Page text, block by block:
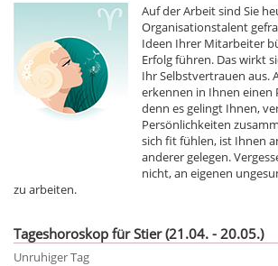
Auf der Arbeit sind Sie
Organisationstalent
Ideen Ihrer Mitarbeiter
Erfolg führen. Das wirkt
Ihr Selbstvertrauen aus.
erkennen in Ihnen einen
denn es gelingt Ihnen,
Persönlichkeiten
sich fit fühlen, ist Ihnen
anderer gelegen.
nicht, an eigenen
zu arbeiten.
Tageshoroskop für Stier (21.04. - 20.05.)
Unruhiger Tag